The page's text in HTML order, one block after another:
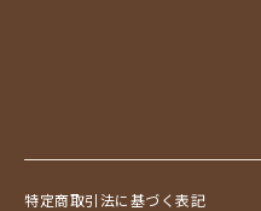
特定商取引法に基づく表記